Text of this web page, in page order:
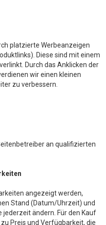
platzierte Werbeanzeigen
Diese sind mit einem
Durch das Anklicken der
wir einen kleinen
zu verbessern.
an qualifizierten
angezeigt werden,
Stand (Datum/Uhrzeit) und
jederzeit ändern. Für den Kauf
Preis und Verfügbarkeit, die